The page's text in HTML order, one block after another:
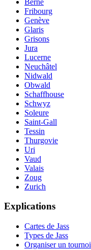
Fribourg
Genève
Glaris
Grisons
Jura
Lucerne
Neuchâtel
Nidwald
Obwald
Schaffhouse
Schwyz
Soleure
Saint-Gall
Tessin
Thurgovie
Uri
Vaud
Valais
Zoug
Zurich
Explications
Cartes de Jass
Types de Jass
Organiser un